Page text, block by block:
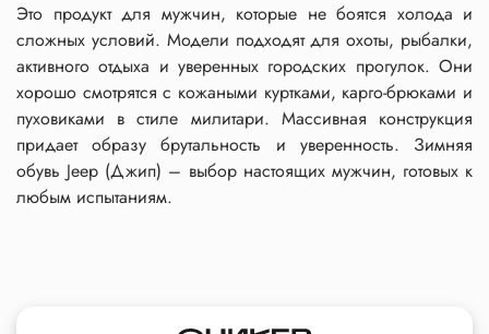
Это продукт для мужчин, которые не боятся холода и
сложных условий. Модели подходят для охоты, рыбалки,
активного отдыха и уверенных городских прогулок. Они
хорошо смотрятся с кожаными куртками, карго-брюками и
пуховиками в стиле милитари. Массивная конструкция
придает образу брутальность и уверенность. Зимняя
обувь Jeep (Джип) – выбор настоящих мужчин, готовых к
любым испытаниям.